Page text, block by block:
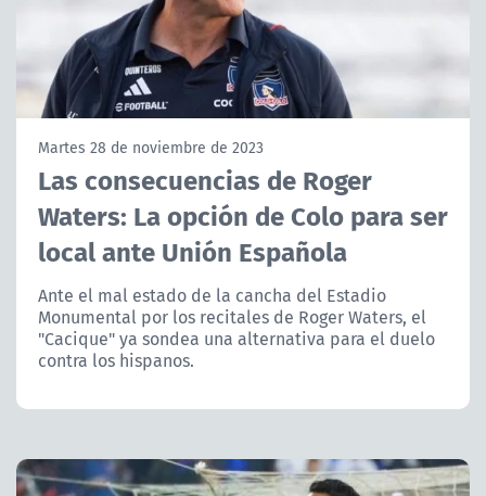
PROGRAMAS
TELESERIES
ACTUALIDAD Y TENDENCIAS
CORPORATIVO Y TRANSPARENCIA
CANAL DE DENUNCIAS
ÁREA DE PROYECTOS
Martes 28 de noviembre de 2023
Las consecuencias de Roger
Waters: La opción de Colo para ser
local ante Unión Española
Ante el mal estado de la cancha del Estadio
Monumental por los recitales de Roger Waters, el
"Cacique" ya sondea una alternativa para el duelo
contra los hispanos.